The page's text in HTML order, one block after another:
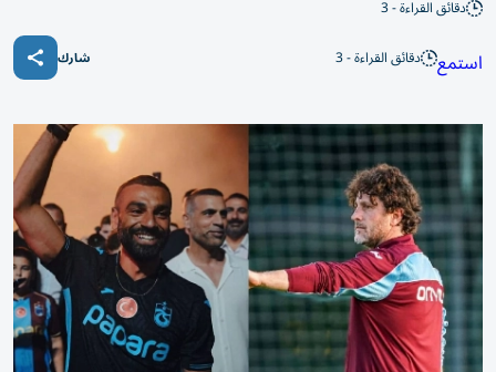
دقائق القراءة - 3
استمع دقائق القراءة - 3 شارك